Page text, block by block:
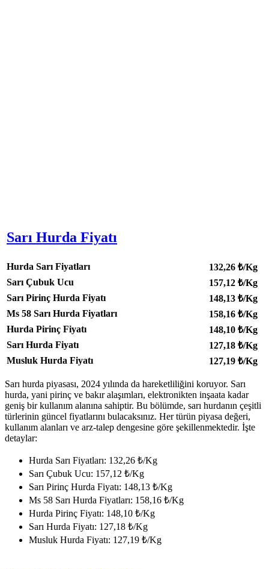
Sarı Hurda Fiyatı
Hurda Sarı Fiyatları 132,26 ₺/Kg
Sarı Çubuk Ucu
157,12 ₺/Kg
Sarı Pirinç Hurda Fiyatı
148,13 ₺/Kg
Ms 58 Sarı Hurda Fiyatları
158,16 ₺/Kg
Hurda Pirinç Fiyatı
148,10 ₺/Kg
Sarı Hurda Fiyatı
127,18 ₺/Kg
Musluk Hurda Fiyatı
127,19 ₺/Kg
Sarı hurda piyasası, 2024 yılında da hareketliliğini koruyor. Sarı
hurda, yani pirinç ve bakır alaşımları, elektronikten inşaata kadar
geniş bir kullanım alanına sahiptir. Bu bölümde, sarı hurdanın çeşitli
türlerinin güncel fiyatlarını bulacaksınız. Her türün piyasa değeri,
kullanım alanları ve arz-talep dengesine göre şekillenmektedir. İşte
detaylar:
Hurda Sarı Fiyatları: 132,26 ₺/Kg
Sarı Çubuk Ucu: 157,12 ₺/Kg
Sarı Pirinç Hurda Fiyatı: 148,13 ₺/Kg
Ms 58 Sarı Hurda Fiyatları: 158,16 ₺/Kg
Hurda Pirinç Fiyatı: 148,10 ₺/Kg
Sarı Hurda Fiyatı: 127,18 ₺/Kg
Musluk Hurda Fiyatı: 127,19 ₺/Kg